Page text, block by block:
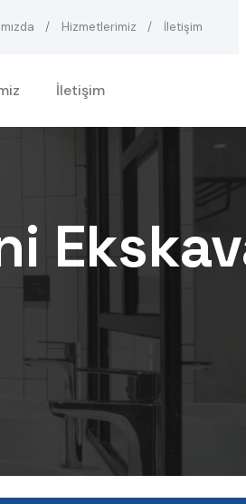
Hizmetlerimiz İletişim
İletişim